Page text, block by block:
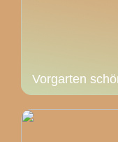
Vorgarten